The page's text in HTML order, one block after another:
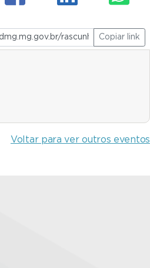
Copiar link
Voltar para ver outros eventos